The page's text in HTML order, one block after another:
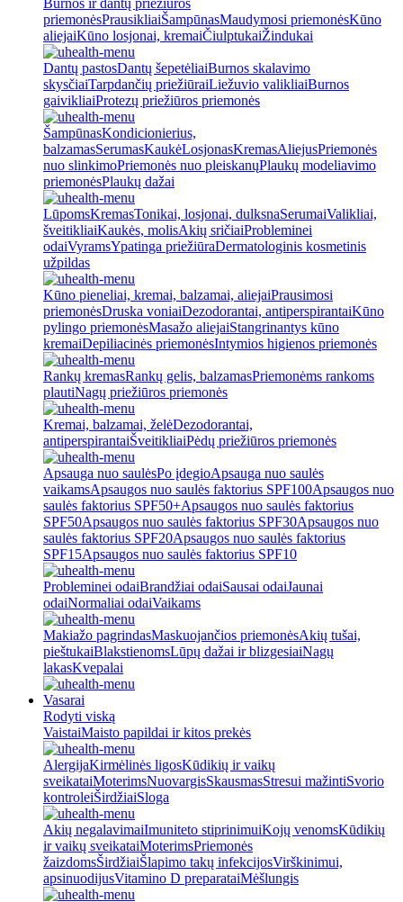
Burnos ir dantų priežiūros
priemonėsPrausikliaiŠampūnasMaudymosi priemonėsKūno
aliejaiKūno losjonai, kremaiČiulptukaiŽindukai
Dantų pastosDantų šepetėliaiBurnos skalavimo
skysčiaiTarpdančių priežiūraiLiežuvio valikliaiBurnos
gaivikliaiProtezų priežiūros priemonės
ŠampūnasKondicionierius,
balzamasSerumasKaukėLosjonasKremasAliejusPriemonės
nuo slinkimoPriemonės nuo pleiskanųPlaukų modeliavimo
priemonėsPlaukų dažai
LūpomsKremasTonikai, losjonai, dulksnaSerumaiValikliai,
šveitikliaiKaukės, molisAkių sričiaiProbleminei
odaiVyramsYpatinga priežiūraDermatologinis kosmetinis
užpildas
Kūno pieneliai, kremai, balzamai, aliejaiPrausimosi
priemonėsDruska voniaiDezodorantai, antiperspirantaiKūno
pylingo priemonėsMasažo aliejaiStangrinantys kūno
kremaiDepiliacinės priemonėsIntymios higienos priemonės
Rankų kremasRankų gelis, balzamasPriemonėms rankoms
plautiNagų priežiūros priemonės
Kremai, balzamai, želėDezodorantai,
antiperspirantaiŠveitikliaiPėdų priežiūros priemonės
Apsauga nuo saulėsPo įdegioApsauga nuo saulės
vaikamsApsaugos nuo saulės faktorius SPF100Apsaugos nuo
saulės faktorius SPF50+Apsaugos nuo saulės faktorius
SPF50Apsaugos nuo saulės faktorius SPF30Apsaugos nuo
saulės faktorius SPF20Apsaugos nuo saulės faktorius
SPF15Apsaugos nuo saulės faktorius SPF10
Probleminei odaiBrandžiai odaiSausai odaiJaunai
odaiNormaliai odaiVaikams
Makiažo pagrindasMaskuojančios priemonėsAkių tušai,
pieštukaiBlakstienomsLūpų dažai ir blizgesiaiNagų
lakasKvepalai
Vasarai
Rodyti viską
VaistaiMaisto papildai ir kitos prekės
AlergijaKirmėlinės ligosKūdikių ir vaikų
sveikataiMoterimsNuovargisSkausmasStresui mažintiSvorio
kontroleiŠirdžiaiSloga
Akių negalavimaiImuniteto stiprinimuiKojų venomsKūdikių
ir vaikų sveikataiMoterimsPriemonės
žaizdomsŠirdžiaiŠlapimo takų infekcijosVirškinimui,
apsinuodijusVitamino D preparataiMėšlungis